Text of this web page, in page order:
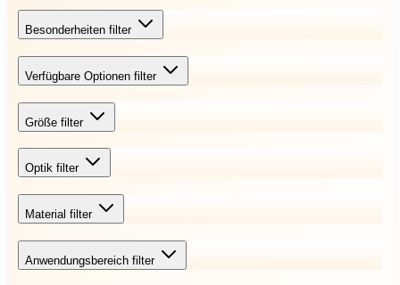
Besonderheiten filter
Verfügbare Optionen filter
Größe filter
Optik filter
Material filter
Anwendungsbereich filter